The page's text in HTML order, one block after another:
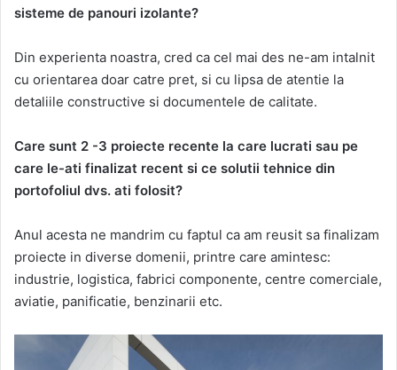
sisteme de panouri izolante?
Din experienta noastra, cred ca cel mai des ne-am intalnit
cu orientarea doar catre pret, si cu lipsa de atentie la
detaliile constructive si documentele de calitate.
Care sunt 2 -3 proiecte recente la care lucrati sau pe
care le-ati finalizat recent si ce solutii tehnice din
portofoliul dvs. ati folosit?
Anul acesta ne mandrim cu faptul ca am reusit sa finalizam
proiecte in diverse domenii, printre care amintesc:
industrie, logistica, fabrici componente, centre comerciale,
aviatie, panificatie, benzinarii etc.